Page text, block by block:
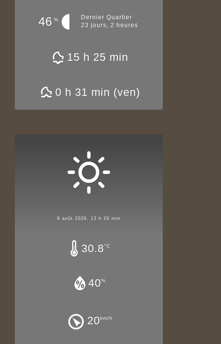
46 %
Dernier Quartier
23 jours, 2 heures
15 h 25 min
0 h 31 min (ven)
6 août 2026, 13 h 26 min
30.8°C
40%
20km/h